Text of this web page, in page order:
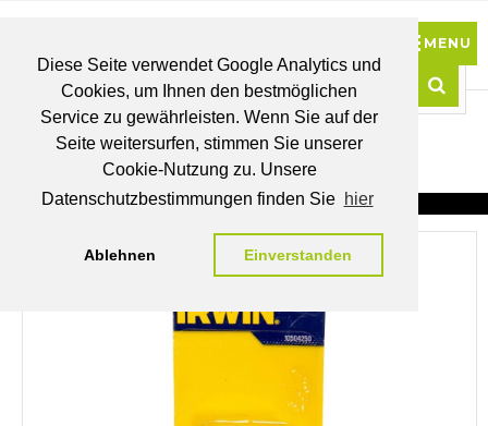
Diese Seite verwendet Google Analytics und
Cookies, um Ihnen den bestmöglichen
Service zu gewährleisten. Wenn Sie auf der
Seite weitersurfen, stimmen Sie unserer
Cookie-Nutzung zu. Unsere
Datenschutzbestimmungen finden Sie hier
Ablehnen Einverstanden
BRUTTO
PREISE
MEIN
WUNSCHLISTE